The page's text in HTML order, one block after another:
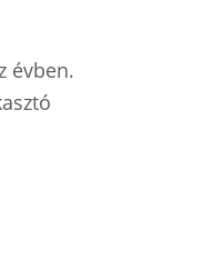
évben.